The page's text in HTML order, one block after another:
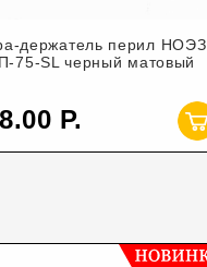
держатель перил НОЭЗ
75-SL черный матовый